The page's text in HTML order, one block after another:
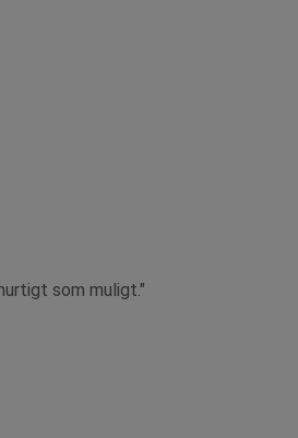
som muligt."